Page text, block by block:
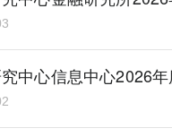
中心信息中心2026